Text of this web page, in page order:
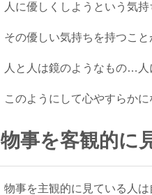
人に優しくしようという気
その優しい気持ちを持つこ
人と人は鏡のようなもの…
このようにして心やすらか
物事を客観的に
物事を主観的に見ている人